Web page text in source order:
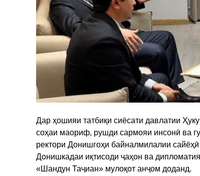
Дар ҳошияи татбиқи сиёсати давлатии
соҳаи маориф, рушди сармояи инсонӣ ва
ректори Донишгоҳи байналмилалии
Донишкадаи иқтисоди ҷаҳон ва
«Шандун Таҷиан» мулоқот анҷом доданд.